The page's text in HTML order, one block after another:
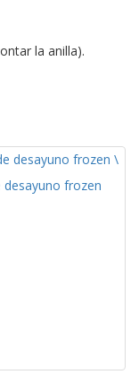
la anilla).
desayuno frozen